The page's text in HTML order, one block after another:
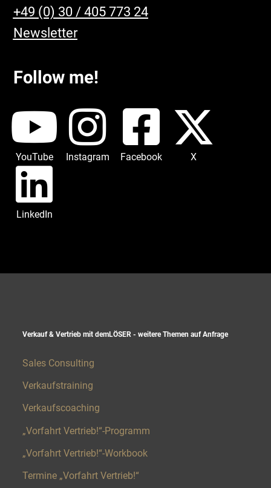
+49 (0) 30 / 405 773 24
Newsletter
Follow me!
YouTube Instagram Facebook X
LinkedIn
Verkauf & Vertrieb mit demLÖSER - weitere Themen auf Anfrage​
Sales Consulting
Verkaufstraining
Verkaufscoaching
„Vorfahrt Vertrieb!“-Programm
„Vorfahrt Vertrieb!“-Workbook
Termine „Vorfahrt Vertrieb!“